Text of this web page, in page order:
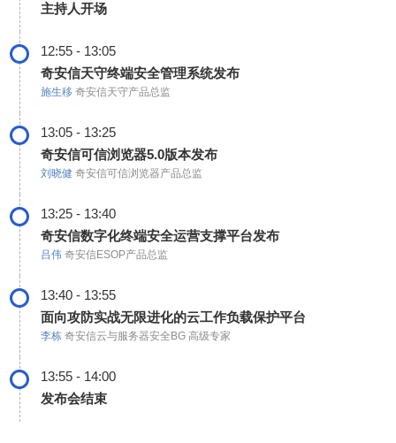
主持人开场
12:55 - 13:05
奇安信天守终端安全管理系统发布
施生移奇安信天守产品总监
13:05 - 13:25
奇安信可信浏览器5.0版本发布
刘晓健 奇安信可信浏览器产品总监
13:25 - 13:40
奇安信数字化终端安全运营支撑平台发布
吕伟奇安信ESOP产品总监
13:40 - 13:55
面向攻防实战无限进化的云工作负载保护平台
李栋奇安信云与服务器安全BG 高级专家
13:55 - 14:00
发布会结束